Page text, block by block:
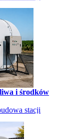
i środków
stacji